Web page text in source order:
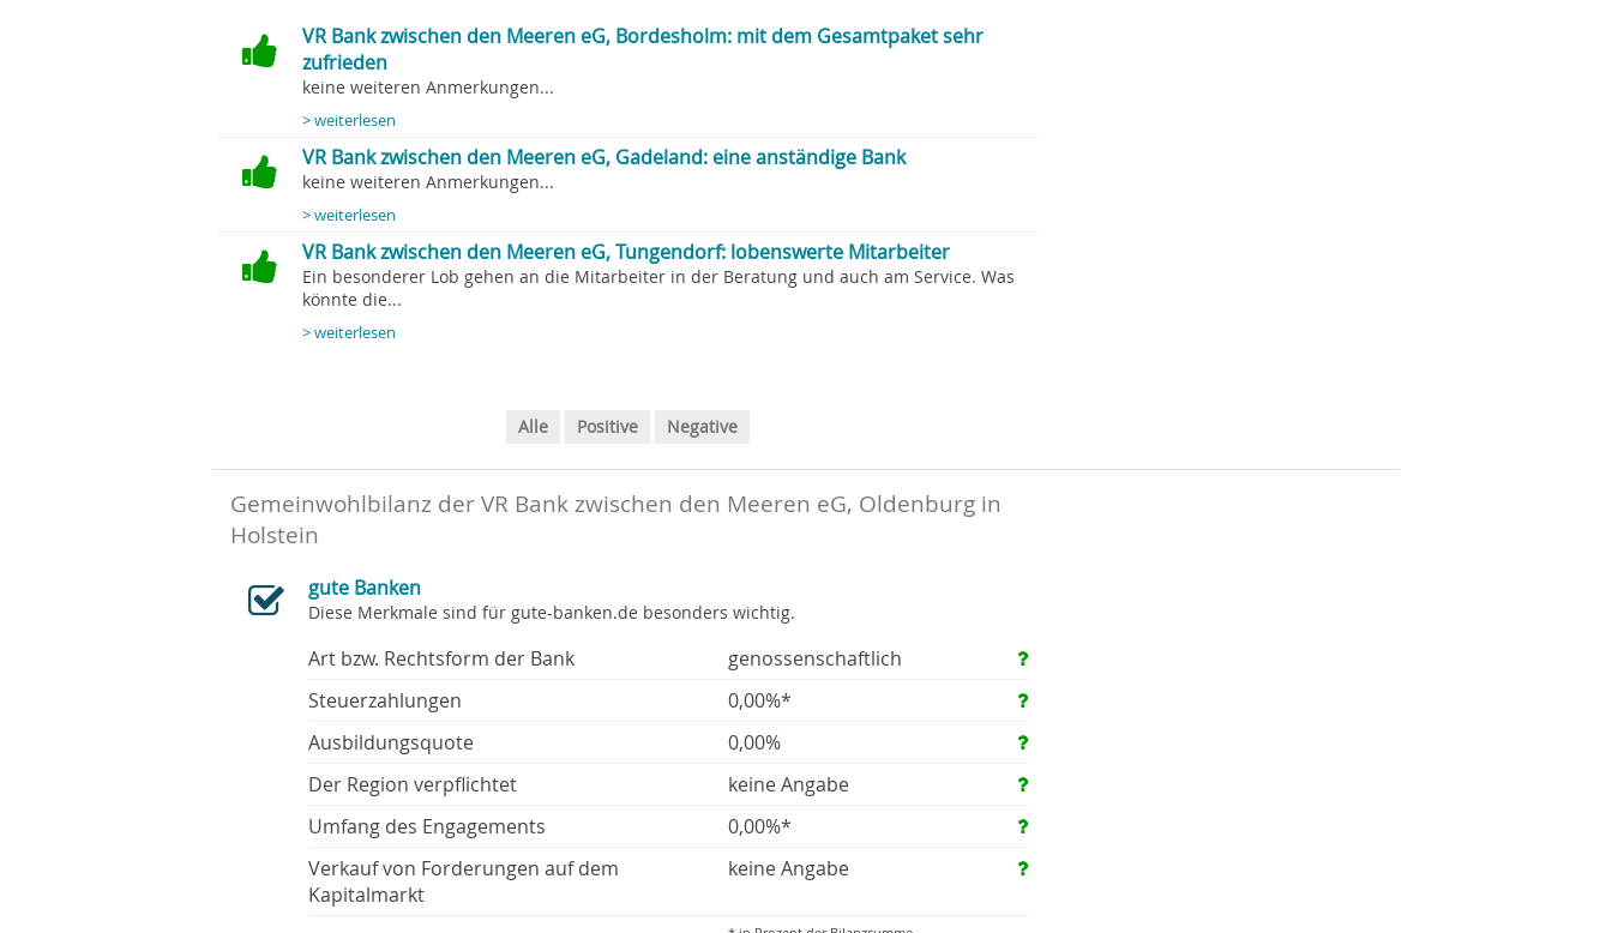
VR Bank zwischen den Meeren eG, Bordesholm: mit dem Gesamtpaket sehr
zufrieden
keine weiteren Anmerkungen...
> weiterlesen
VR Bank zwischen den Meeren eG, Gadeland: eine anständige Bank
keine weiteren Anmerkungen...
> weiterlesen
VR Bank zwischen den Meeren eG, Tungendorf: lobenswerte Mitarbeiter
Ein besonderer Lob gehen an die Mitarbeiter in der Beratung und auch am Service. Was
könnte die...
> weiterlesen
Alle Positive Negative
Gemeinwohlbilanz der VR Bank zwischen den Meeren eG, Oldenburg in
Holstein
gute Banken
Diese Merkmale sind für gute-banken.de besonders wichtig.
Art bzw. Rechtsform der Bank
genossenschaftlich
Steuerzahlungen
0,00%*
Ausbildungsquote
0,00%
Der Region verpflichtet
keine Angabe
Umfang des Engagements
0,00%*
Verkauf von Forderungen auf dem
Kapitalmarkt
keine Angabe